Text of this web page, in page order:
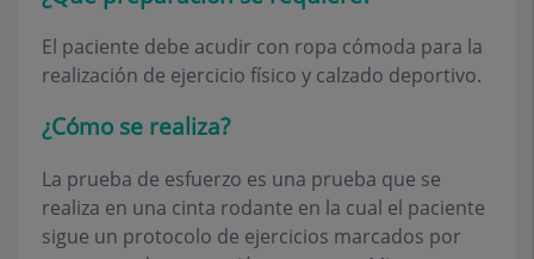
El paciente debe acudir con ropa cómoda para la
realización de ejercicio físico y calzado deportivo.
¿Cómo se realiza?
La prueba de esfuerzo es una prueba que se
realiza en una cinta rodante en la cual el paciente
sigue un protocolo de ejercicios marcados por